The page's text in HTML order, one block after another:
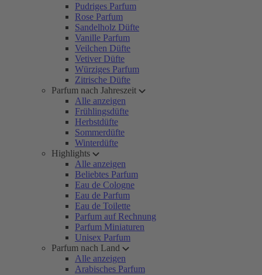
Pudriges Parfum
Rose Parfum
Sandelholz Düfte
Vanille Parfum
Veilchen Düfte
Vetiver Düfte
Würziges Parfum
Zitrische Düfte
Parfum nach Jahreszeit
Alle anzeigen
Frühlingsdüfte
Herbstdüfte
Sommerdüfte
Winterdüfte
Highlights
Alle anzeigen
Beliebtes Parfum
Eau de Cologne
Eau de Parfum
Eau de Toilette
Parfum auf Rechnung
Parfum Miniaturen
Unisex Parfum
Parfum nach Land
Alle anzeigen
Arabisches Parfum